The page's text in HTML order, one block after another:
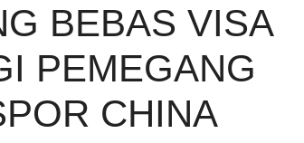
BEBAS VISA
PEMEGANG
CHINA